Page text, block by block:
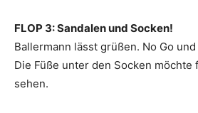
FLOP 3: Sandalen und Socken!
Ballermann lässt grüßen. No Go
Die Füße unter den Socken möchte
sehen.